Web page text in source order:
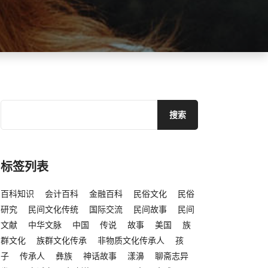
标签列表
百科知识 会计百科 金融百科 民俗文化
民俗
研究
民间文化传统 国际交流 民间故事
民间
文献
中华文脉 中国 传说 故事 美国
族
群文化
族群文化传承 非物质文化传承人
孩
子
传承人 彝族 神话故事 漾濞
聊斋志异